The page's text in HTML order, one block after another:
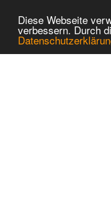
Diese Webseite
verbessern. Durch